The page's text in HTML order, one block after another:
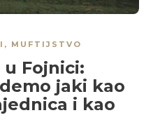
, MUFTIJSTVO
Fojnici:
jaki kao
i kao